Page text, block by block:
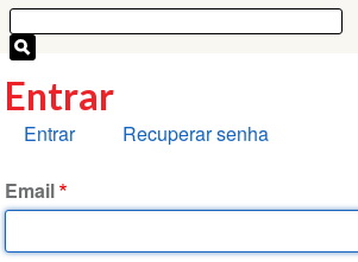
Entrar
Abas
Entrar Recuperar senha
Email